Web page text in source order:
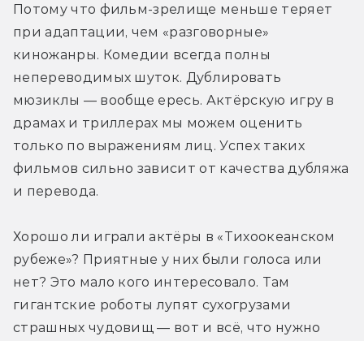
Потому что фильм-зрелище меньше теряет
при адаптации, чем «разговорные»
киножанры. Комедии всегда полны
непереводимых шуток. Дублировать
мюзиклы — вообще ересь. Актёрскую игру в
драмах и триллерах мы можем оценить
только по выражениям лиц. Успех таких
фильмов сильно зависит от качества дубляжа
и перевода.
Хорошо ли играли актёры в «Тихоокеанском
рубеже»? Приятные у них были голоса или
нет? Это мало кого интересовало. Там
гигантские роботы лупят сухогрузами
страшных чудовищ — вот и всё, что нужно